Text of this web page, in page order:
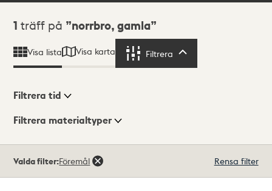
Sökresultat
1 träff på norrbro, gamla
Visa lista Visa karta Filtrera
Visningsläge
Filtrera tid
Filtrera materialtyper
träffar
Valda filter:Föremål Rensa filter